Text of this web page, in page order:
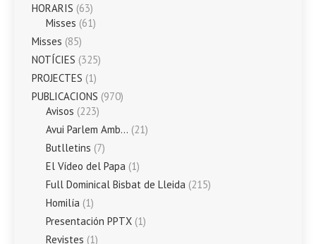
HORARIS (63)
Misses (61)
Misses (85)
NOTÍCIES (325)
PROJECTES (1)
PUBLICACIONS (970)
Avisos (223)
Avui Parlem Amb… (21)
Butlletins (7)
El Vídeo del Papa (1)
Full Dominical Bisbat de Lleida (215)
Homilía (1)
Presentación PPTX (1)
Revistes (1)